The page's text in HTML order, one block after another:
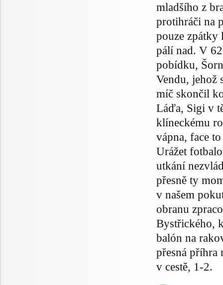
mladšího z
protihráči na
pouze zpátky
pálí nad. V
pobídku,
Vendu, jehož
míč skončil
Láďa, Sigi v
klíneckému
vápna, face
Urážet
utkání
přesně ty
v našem
obranu
Bystřického,
balón na
přesná příhra
v cestě, 1-2.